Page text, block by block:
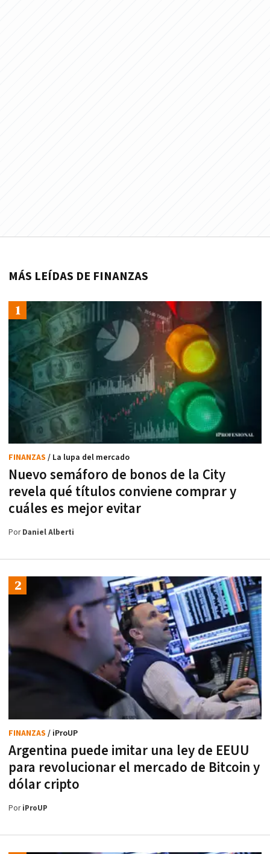
MÁS LEÍDAS DE FINANZAS
Nuevo semáforo de bonos de la City
revela qué títulos conviene comprar y
cuáles es mejor evitar
FINANZAS / La lupa del mercado
PorDaniel Alberti
Argentina puede imitar una ley de EEUU
para revolucionar el mercado de Bitcoin y
dólar cripto
FINANZAS / iProUP
PoriProUP